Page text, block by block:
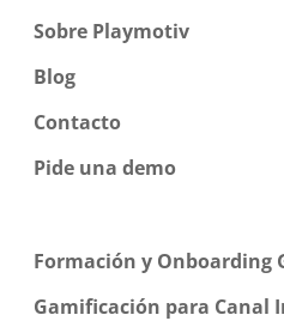
Sobre Playmotiv
Blog
Contacto
Pide una demo
Formación y Onboarding
Gamificación para Canal